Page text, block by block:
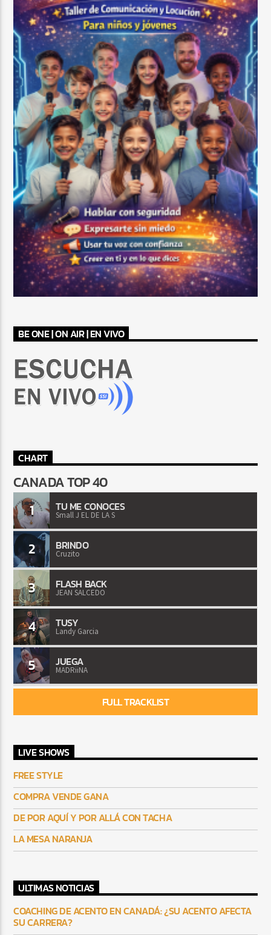
BE ONE | ON AIR | EN VIVO
CHART
CANADA TOP 40
1 TU ME CONOCES
Small J EL DE LA S
2 BRINDO
Cruzito
3 FLASH BACK
JEAN SALCEDO
4 TUSY
Landy Garcia
5 JUEGA
MADRiiNA
FULL TRACKLIST
LIVE SHOWS
FREE STYLE
COMPRA VENDE GANA
DE POR AQUÍ Y POR ALLÁ CON TACHA
LA MESA NARANJA
ULTIMAS NOTICIAS
COACHING DE ACENTO EN CANADÁ: ¿SU ACENTO AFECTA
SU CARRERA?